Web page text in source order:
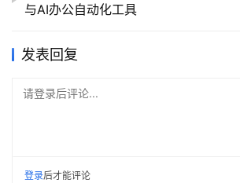
与AI办公自动化工具
发表回复
请登录后评论...
登录后才能评论